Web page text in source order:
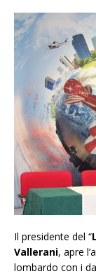
Il presidente del “
Vallerani, apre
lombardo con i